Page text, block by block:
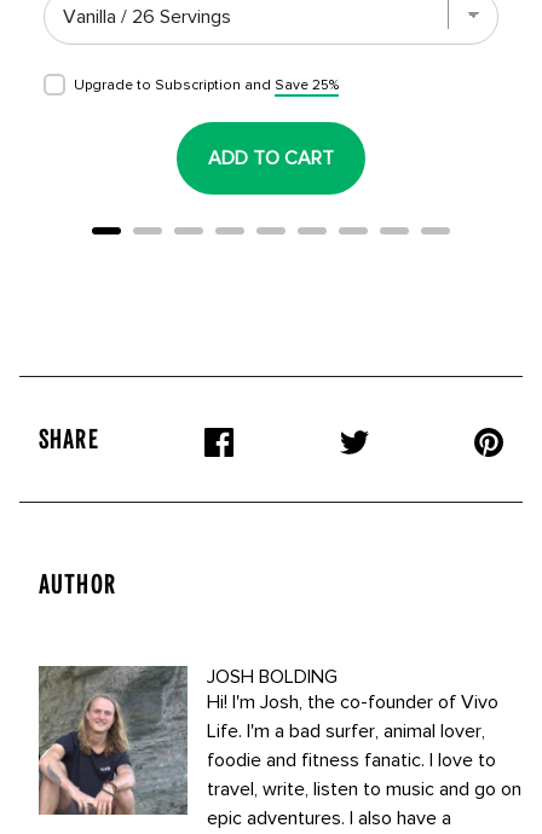
Upgrade to Subscription and Save 25%
ADD TO CART
SHARE
AUTHOR
JOSH BOLDING
Hi! I'm Josh, the co-founder of Vivo
Life. I'm a bad surfer, animal lover,
foodie and fitness fanatic. I love to
travel, write, listen to music and go on
epic adventures. I also have a